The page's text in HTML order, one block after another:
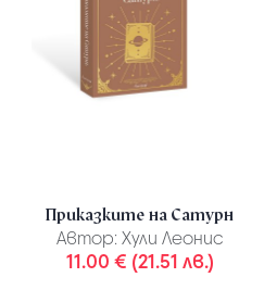
Приказките на Сатурн
Автор: Хули Леонис
11.00 € (21.51 лв.)